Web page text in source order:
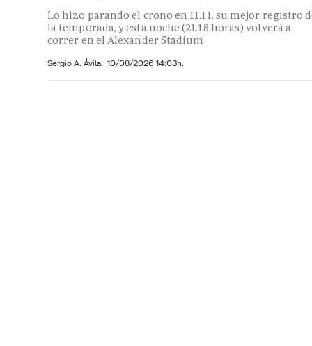
Lo hizo parando el crono en 11.11, su mejor registro
la temporada, y esta noche (21.18 horas) volverá a
correr en el Alexander Stadium
Sergio A. Ávila | 10/08/2026 14:03h.